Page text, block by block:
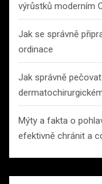
výrůstků moderním
Jak se správně
ordinace
Jak správně
Mýty a fakta o
efektivně chránit a